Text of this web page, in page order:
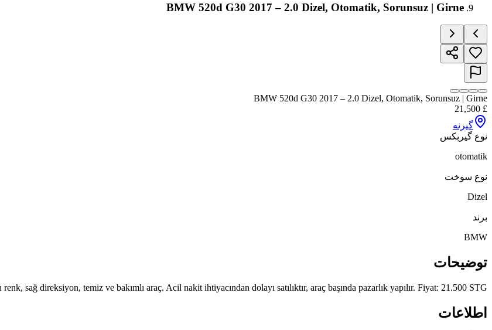
BMW 520d G30 2017 – 2.0 Dizel, Otomatik, Sorunsuz | Girne
BMW 520d G30 2017 – 2.0 Dizel, Otomatik, Sorunsuz | Girne
£
21,500
گیرنه
نوع گیربکس
otomatik
نوع سوخت
Dizel
برند
BMW
توضیحات
sağ direksiyon, temiz ve bakımlı araç. Acil nakit ihtiyacından dolayı satılıktır, araç başında pazarlık yapılır. Fiyat: 21.500 STG
اطلاعات